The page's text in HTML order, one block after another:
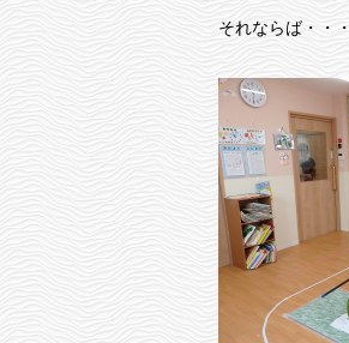
それならば・・